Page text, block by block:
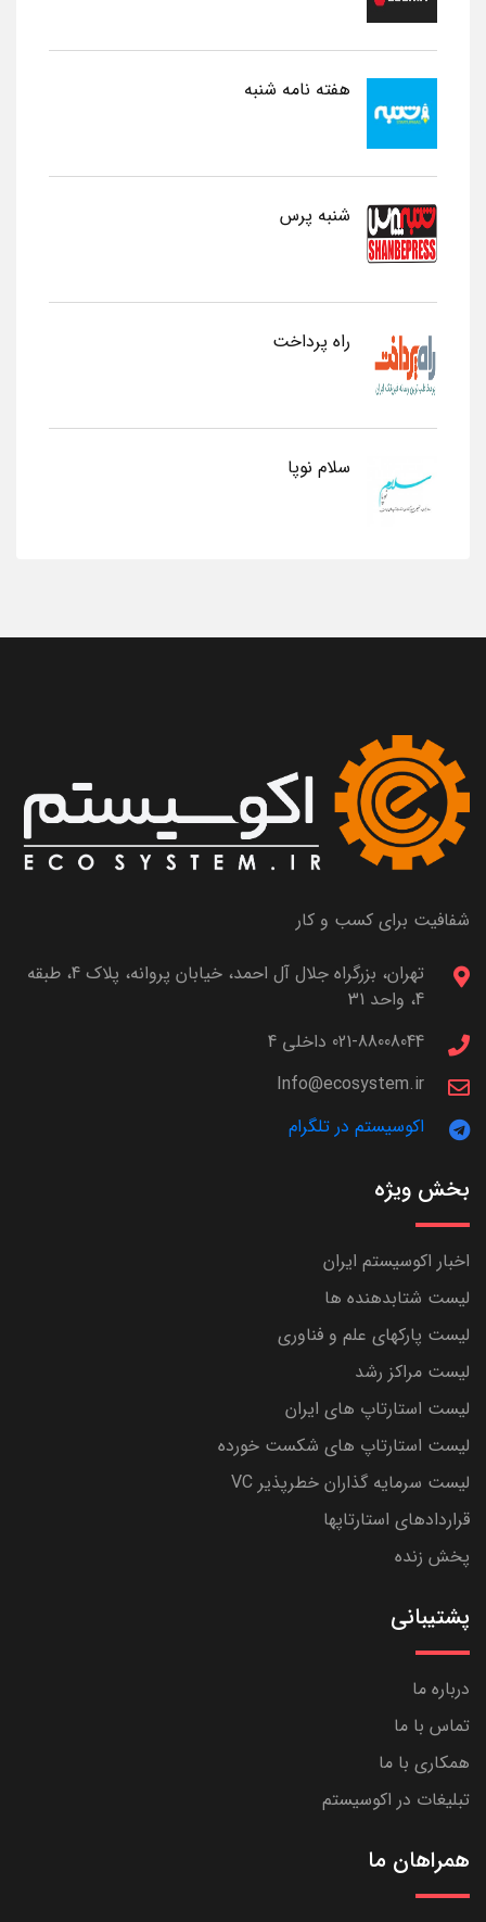
هفته نامه شنبه
شنبه پرس
راه پرداخت
سلام نوپا
شفافیت برای کسب و کار
تهران، بزرگراه جلال آل احمد، خیابان پروانه، پلاک 4، طبقه
4، واحد 31
021-88008044 داخلی 4
Info@ecosystem.ir
اکوسیستم در تلگرام
بخش ویژه
اخبار اکوسیستم ایران
لیست شتابدهنده ها
لیست پارکهای علم و فناوری
لیست مراکز رشد
لیست استارتاپ های ایران
لیست استارتاپ های شکست خورده
لیست سرمایه گذاران خطرپذیر VC
قراردادهای استارتاپها
پخش زنده
پشتیبانی
درباره ما
تماس با ما
همکاری با ما
تبلیغات در اکوسیستم
همراهان ما